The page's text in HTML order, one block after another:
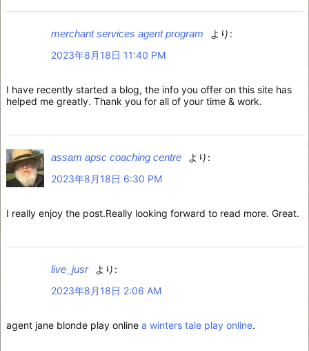
merchant services agent program
より:
2023年8月18日 11:40 PM
I have recently started a blog, the info you offer on this site has
helped me greatly. Thank you for all of your time & work.
assam apsc coaching centre
より:
2023年8月18日 6:30 PM
I really enjoy the post.Really looking forward to read more. Great.
live_jusr
より:
2023年8月18日 2:06 AM
agent jane blonde play online a winters tale play online.